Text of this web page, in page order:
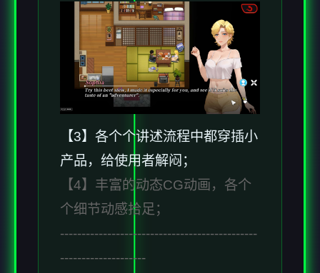
【3】各个个讲述流程中都穿插小
产品，给使用者解闷；
【4】丰富的动态CG动画，各个
个细节动感拾足；
----------------------------------------------
--------------------